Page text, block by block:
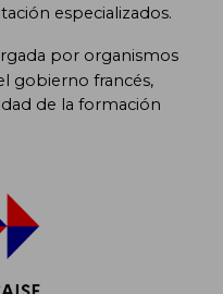
especializados.
por organismos
gobierno francés,
de la formación